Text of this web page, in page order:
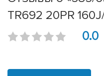
TR692 20PR
0.0